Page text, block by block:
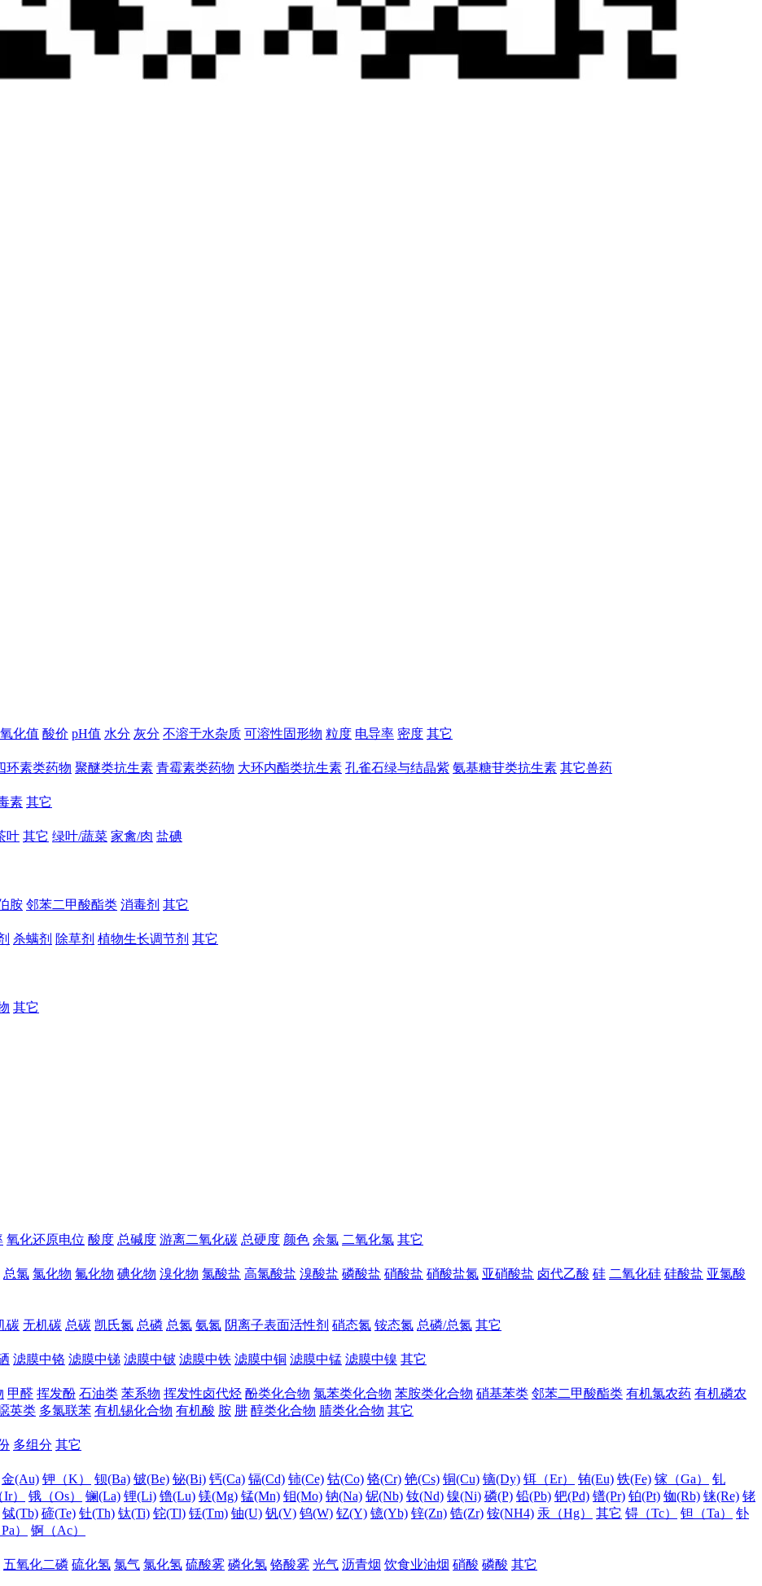
化值 酸价 pH值 水分 灰分 不溶于水杂质 可溶性固形物 粒度 电导率 密度 其它
环素类药物 聚醚类抗生素 青霉素类药物 大环内酯类抗生素 孔雀石绿与结晶紫 氨基糖苷类抗生素 其它兽药
素 其它
叶 其它 绿叶/蔬菜 家禽/肉 盐碘
胺 邻苯二甲酸酯类 消毒剂 其它
杀螨剂 除草剂 植物生长调节剂 其它
其它
氧化还原电位 酸度 总碱度 游离二氧化碳 总硬度 颜色 余氯 二氧化氯 其它
总氯 氯化物 氟化物 碘化物 溴化物 氯酸盐 高氯酸盐 溴酸盐 磷酸盐 硝酸盐 硝酸盐氮 亚硝酸盐 卤代乙酸 硅 二氧化硅 硅酸盐 亚氯酸
碳 无机碳 总碳 凯氏氮 总磷 总氮 氨氮 阴离子表面活性剂 硝态氮 铵态氮 总磷/总氮 其它
滤膜中铬 滤膜中锑 滤膜中铍 滤膜中铁 滤膜中铜 滤膜中锰 滤膜中镍 其它
甲醛 挥发酚 石油类 苯系物 挥发性卤代烃 酚类化合物 氯苯类化合物 苯胺类化合物 硝基苯类 邻苯二甲酸酯类 有机氯农药 有机磷农
英类 多氯联苯 有机锡化合物 有机酸 胺 肼 醇类化合物 腈类化合物 其它
多组分 其它
金(Au) 钾（K） 钡(Ba) 铍(Be) 铋(Bi) 钙(Ca) 镉(Cd) 铈(Ce) 钴(Co) 铬(Cr) 铯(Cs) 铜(Cu) 镝(Dy) 铒（Er） 铕(Eu) 铁(Fe) 镓（Ga）
钆
） 锇（Os） 镧(La) 锂(Li) 镥(Lu) 镁(Mg) 锰(Mn) 钼(Mo) 钠(Na) 铌(Nb) 钕(Nd) 镍(Ni) 磷(P) 铅(Pb) 钯(Pd) 镨(Pr) 铂(Pt) 铷(Rb) 铼(Re) 铑
铽(Tb) 碲(Te) 钍(Th) 钛(Ti) 铊(Tl) 铥(Tm) 铀(U) 钒(V) 钨(W) 钇(Y) 镱(Yb) 锌(Zn) 锆(Zr) 铵(NH4) 汞（Hg） 其它 锝（Tc） 钽（Ta）
钋
）
锕（Ac）
五氧化二磷 硫化氢 氯气 氯化氢 硫酸雾 磷化氢 铬酸雾 光气 沥青烟 饮食业油烟 硝酸 磷酸 其它